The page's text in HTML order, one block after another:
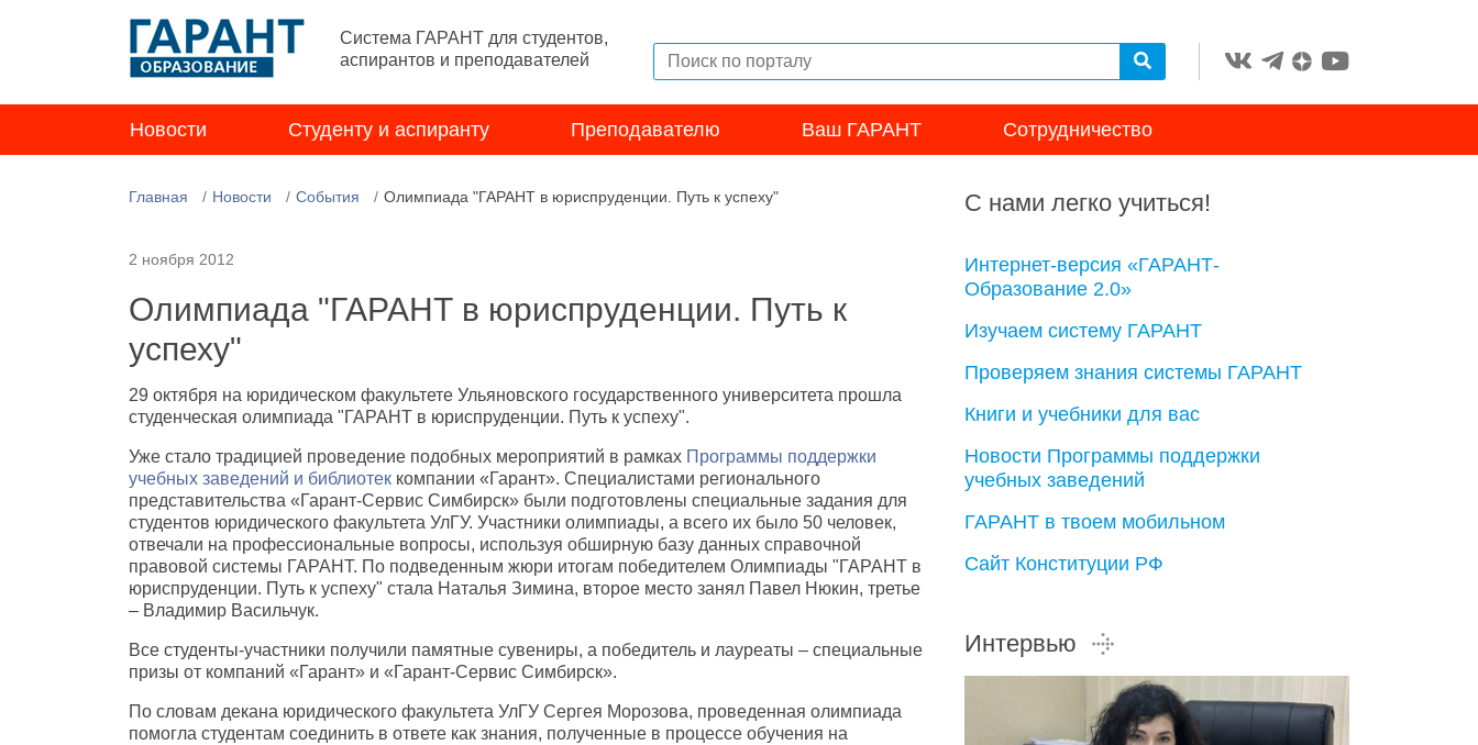
Система ГАРАНТ для студентов,
аспирантов и преподавателей
Новости Студенту и аспиранту Преподавателю Ваш ГАРАНТ Сотрудничество
Главная Новости События Олимпиада "ГАРАНТ в юриспруденции. Путь к успеху"
2 ноября 2012
Олимпиада "ГАРАНТ в юриспруденции. Путь к
успеху"
29 октября на юридическом факультете Ульяновского государственного университета прошла
студенческая олимпиада "ГАРАНТ в юриспруденции. Путь к успеху".
Уже стало традицией проведение подобных мероприятий в рамках Программы поддержки
учебных заведений и библиотек компании «Гарант». Специалистами регионального
представительства «Гарант-Сервис Симбирск» были подготовлены специальные задания для
студентов юридического факультета УлГУ. Участники олимпиады, а всего их было 50 человек,
отвечали на профессиональные вопросы, используя обширную базу данных справочной
правовой системы ГАРАНТ. По подведенным жюри итогам победителем Олимпиады "ГАРАНТ в
юриспруденции. Путь к успеху" стала Наталья Зимина, второе место занял Павел Нюкин, третье
– Владимир Васильчук.
Все студенты-участники получили памятные сувениры, а победитель и лауреаты – специальные
призы от компаний «Гарант» и «Гарант-Сервис Симбирск».
По словам декана юридического факультета УлГУ Сергея Морозова, проведенная олимпиада
помогла студентам соединить в ответе как знания, полученные в процессе обучения на
С нами легко учиться!
Интернет-версия «ГАРАНТ-
Образование 2.0»
Изучаем систему ГАРАНТ
Проверяем знания системы ГАРАНТ
Книги и учебники для вас
Новости Программы поддержки
учебных заведений
ГАРАНТ в твоем мобильном
Сайт Конституции РФ
Интервью